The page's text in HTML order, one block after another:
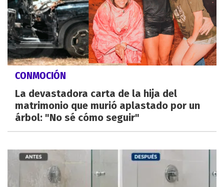
CONMOCIÓN
La devastadora carta de la hija del
matrimonio que murió aplastado por un
árbol: "No sé cómo seguir"